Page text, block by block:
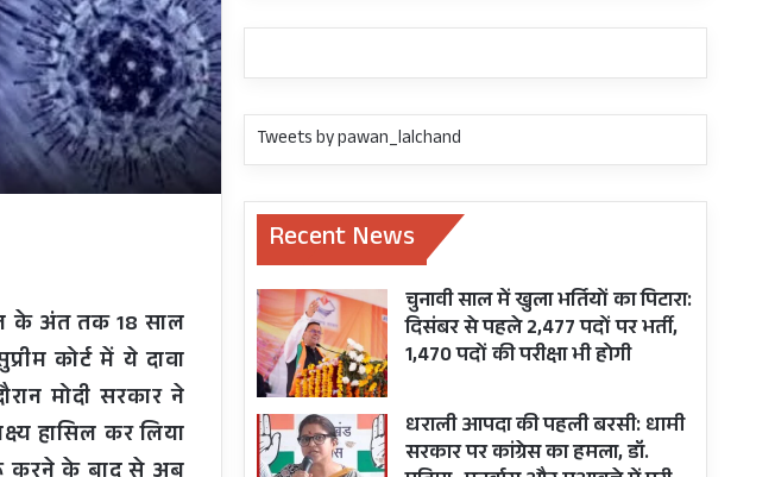
के अंत तक 18 साल
कोर्ट में ये दावा
मोदी सरकार ने
हासिल कर लिया
Tweets by pawan_lalchand
Recent News
चुनावी साल में खुला भर्तियों का पिटारा:
दिसंबर से पहले 2,477 पदों पर भर्ती,
1,470 पदों की परीक्षा भी होगी
धराली आपदा की पहली बरसी: धामी
सरकार पर कांग्रेस का हमला, डॉ.